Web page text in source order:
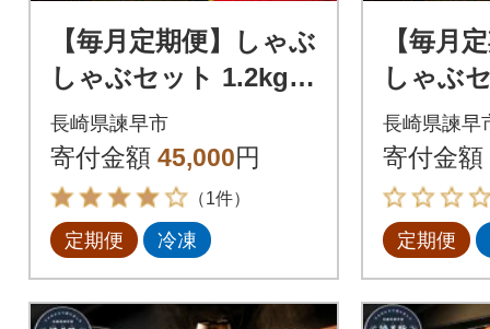
【毎月定期便】しゃぶ
しゃぶセット 1.2kg
諫早平野の米で育てた
諫美豚(かんびとん)全
3回
長崎県諫早市
寄付金額 45,000円
（1件）
定期便 冷凍
【毎月
しゃぶ
諫早平
諫美豚(
6回
長崎県諫早
寄付金額
定期便